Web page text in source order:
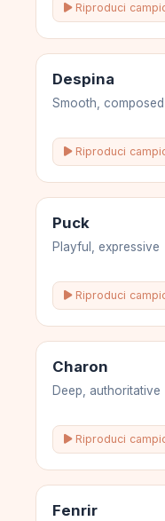
Riproduci
Despina
Smooth, composed
Riproduci
Puck
Playful, expressive
Riproduci
Charon
Deep, authoritative
Riproduci
Fenrir